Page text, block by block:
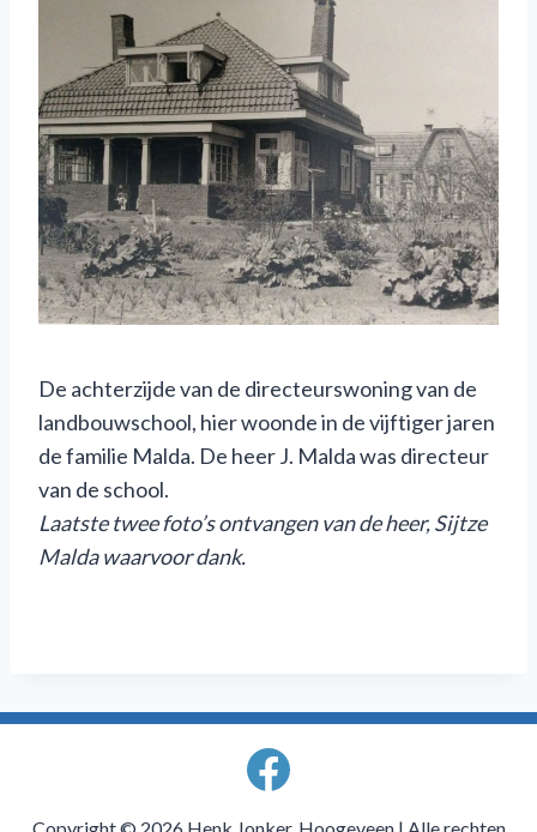
De achterzijde van de directeurswoning van de
landbouwschool, hier woonde in de vijftiger jaren
de familie Malda. De heer J. Malda was directeur
van de school.
Laatste twee foto’s ontvangen van de heer, Sijtze
Malda waarvoor dank.